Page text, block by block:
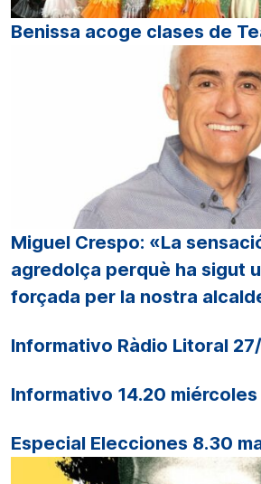
Benissa acoge clases de
Miguel Crespo: «La
agredolça perquè ha sigut
forçada per la nostra
Informativo Ràdio Litoral
Informativo 14.20
Especial Elecciones 8.30